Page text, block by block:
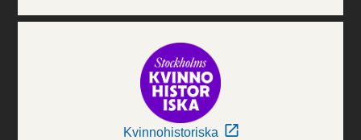
Kvinnohistoriska